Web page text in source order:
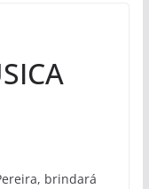
brindará